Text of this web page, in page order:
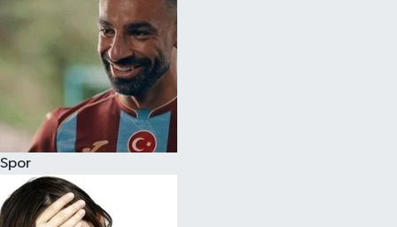
Spor
Kültür Sanat
Sağlık
Siyaset
Teknoloji
Televizyon